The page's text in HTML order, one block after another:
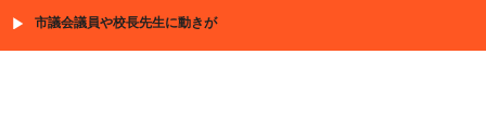
市議会議員や校長先生に動きが